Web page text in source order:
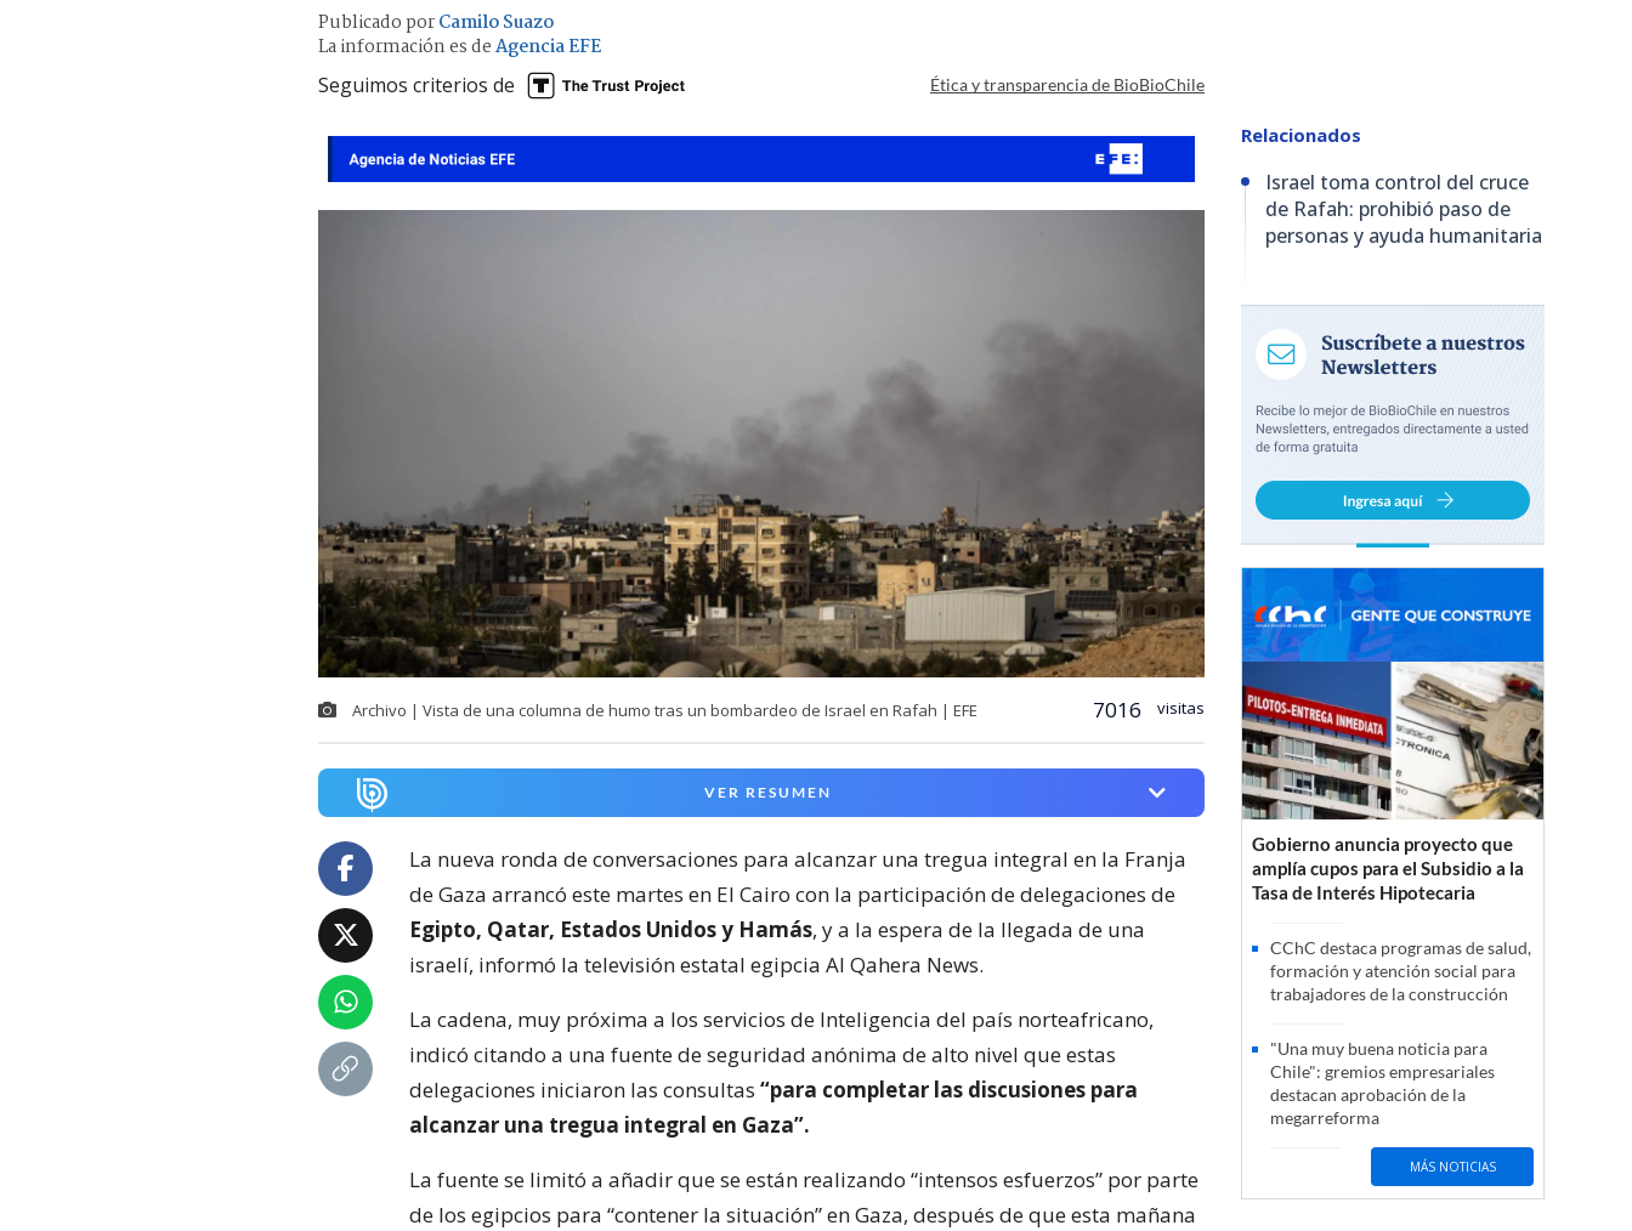
Publicado porCamilo Suazo
La información es deAgencia EFE
Seguimos criterios de Ética y transparencia de BioBioChile
Archivo | Vista de una columna de humo tras un bombardeo de Israel en Rafah | EFE 7016 visitas
VER RESUMEN
La nueva ronda de conversaciones para alcanzar una tregua integral en la Franja
de Gaza arrancó este martes en El Cairo con la participación de delegaciones de
Egipto, Qatar, Estados Unidos y Hamás, y a la espera de la llegada de una
israelí, informó la televisión estatal egipcia Al Qahera News.
La cadena, muy próxima a los servicios de Inteligencia del país norteafricano,
indicó citando a una fuente de seguridad anónima de alto nivel que estas
delegaciones iniciaron las consultas “para completar las discusiones para
alcanzar una tregua integral en Gaza”.
La fuente se limitó a añadir que se están realizando “intensos esfuerzos” por parte
de los egipcios para “contener la situación” en Gaza, después de que esta mañana
Relacionados
Israel toma control del cruce
de Rafah: prohibió paso de
personas y ayuda humanitaria
Gobierno anuncia proyecto que
amplía cupos para el Subsidio a la
Tasa de Interés Hipotecaria
CChC destaca programas de salud,
formación y atención social para
trabajadores de la construcción
"Una muy buena noticia para
Chile": gremios empresariales
destacan aprobación de la
megarreforma
MÁS NOTICIAS